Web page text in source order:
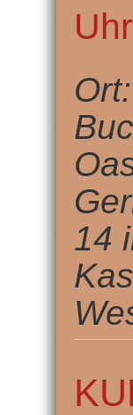
Uhr
14